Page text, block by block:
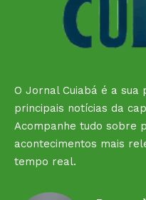
O Jornal Cuiabá é a
principais notícias da
Acompanhe tudo sobre
acontecimentos mais
tempo real.